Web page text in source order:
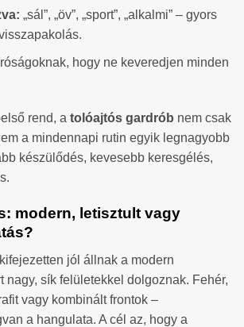
„sál”, „öv”, „sport”, „alkalmi” – gyors
hogy ne keveredjen minden
rend, a tolóajtós gardrób nem csak
a mindennapi rutin egyik legnagyobb
készülődés, kevesebb keresgélés,
modern, letisztult vagy
jól állnak a modern
nagy, sík felületekkel dolgoznak. Fehér,
vagy kombinált frontok –
a hangulata. A cél az, hogy a